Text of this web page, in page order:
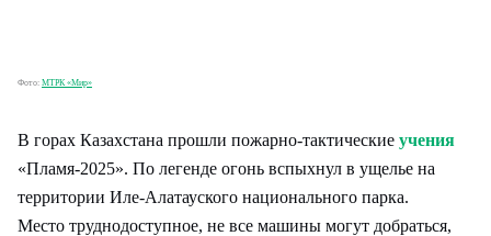
Фото: МТРК «Мир»
В горах Казахстана прошли пожарно-тактические учения
«Пламя-2025». По легенде огонь вспыхнул в ущелье на
территории Иле-Алатауского национального парка.
Место труднодоступное, не все машины могут добраться,